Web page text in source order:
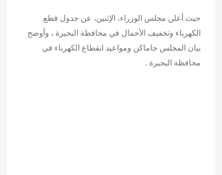
حيث أعلن مجلس الوزراء، الإثنين، عن جدول قطع
الكهرباء وتخفيف الأحمال في محافظة البحيرة ، وأوضح
بيان المجلس جاماكن ومواعيد انقطاع الكهرباء في
محافظة البحيرة .